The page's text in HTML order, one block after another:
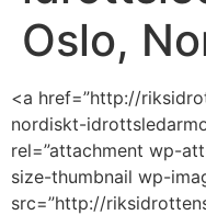
Oslo,
<a href=”http://
nordiskt-
rel=”attachment wp-
size-thumbnail wp-
src=”http://